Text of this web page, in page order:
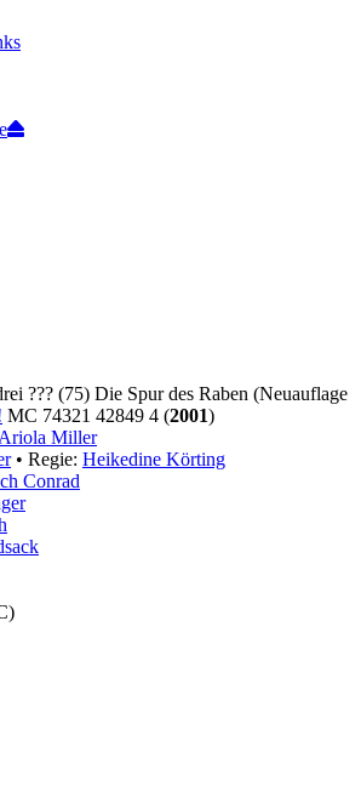
??? (75) Die Spur des Raben (Neuauflage
MC 74321 42849 4 (2001)
Miller
• Regie: Heikedine Körting
Conrad